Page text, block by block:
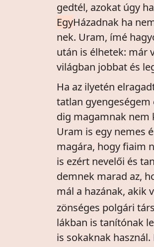
gedtél, azokat úgy
EgyHázadnak ha
nek. Uram, ímé
után is élhetek: már
világban jobbat és
Ha az ilyetén
tatlan
dig magamnak nem
Uram is egy nemes
magára, hogy fiaim
is ezért nevelői és
demnek marad az,
mál a hazának, akik
zönséges polgári
lákban is tanítónak
is sokaknak